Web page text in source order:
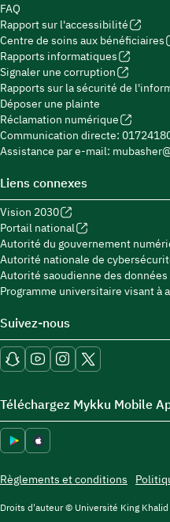
FAQ
Rapport sur l'accessibilité
Centre de soins aux bénéficiaires
Rapports informatiques
Signaler une corruption
Rapports sur la sécurité de
Déposer une plainte
Réclamation numérique
Communication directe:
Assistance par e-mail:
Liens connexes
Vision 2030
Portail national
Autorité du gouvernement
Autorité nationale de
Autorité saoudienne des
Programme universitaire visant à
Suivez-nous
Téléchargez Mykku Mobile
Règlements et conditions
Droits d'auteur © Université King